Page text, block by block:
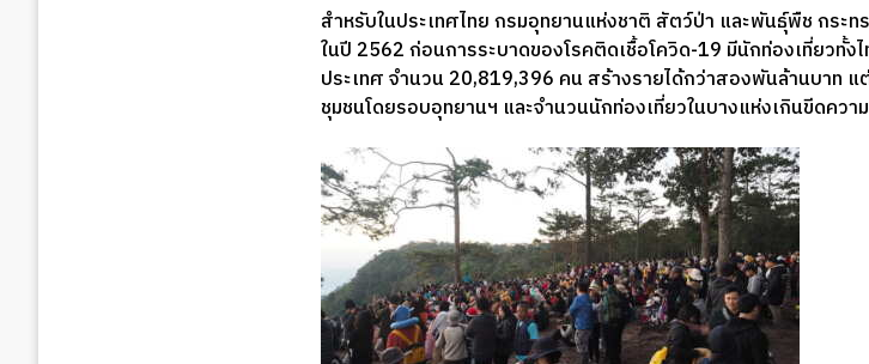
สำหรับในประเทศไทย กรมอุทยานแห่งชาติ สัตว์ป่า และพันธุ์พืช กระ
ในปี 2562 ก่อนการระบาดของโรคติดเชื้อโควิด-19 มีนักท่องเที่ยวทั้ง
ประเทศ จำนวน 20,819,396 คน สร้างรายได้กว่าสองพันล้านบาท
ชุมชนโดยรอบอุทยานฯ และจำนวนนักท่องเที่ยวในบางแห่งเกินขีดคว